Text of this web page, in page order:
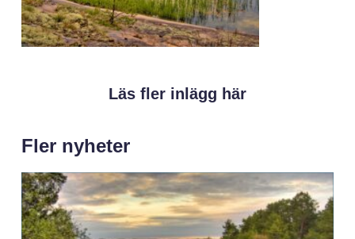
Läs fler inlägg här
Fler nyheter